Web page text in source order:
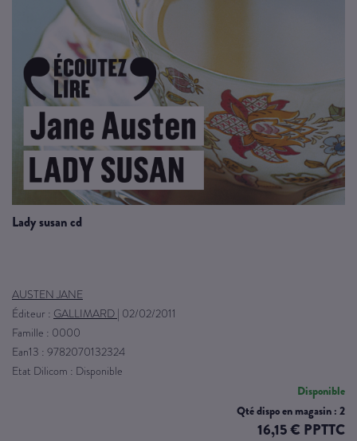
lady susan cd
AUSTEN JANE
Éditeur : GALLIMARD | 02/02/2011
Famille : 0000
Ean13 : 9782070132324
Etat Dilicom : Disponible
Disponible
Qté dispo en magasin : 2
16,15 € PPTTC